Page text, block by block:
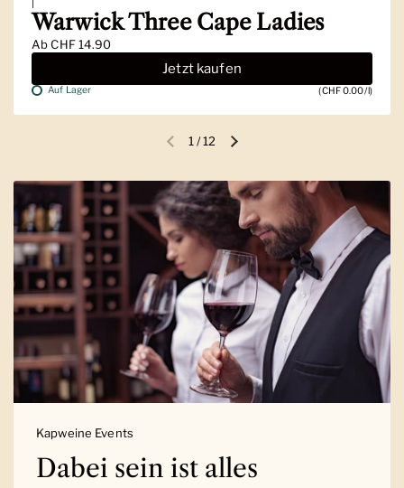
Warwick Three Cape Ladies
AbCHF 14.90
Jetzt kaufen
Auf Lager (CHF 0.00/l)
Vorherige FolieNächste Folie
1/12
Kapweine Events
Dabei sein ist alles